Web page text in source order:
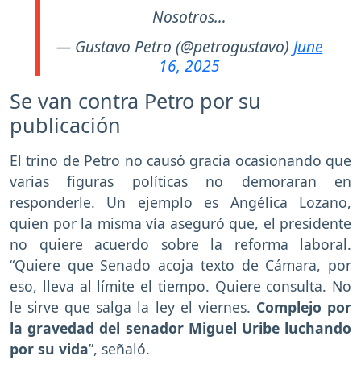
Nosotros…
— Gustavo Petro (@petrogustavo) June
16, 2025
Se van contra Petro por su
publicación
El trino de Petro no causó gracia ocasionando que
varias figuras políticas no demoraran en
responderle. Un ejemplo es Angélica Lozano,
quien por la misma vía aseguró que, el presidente
no quiere acuerdo sobre la reforma laboral.
“Quiere que Senado acoja texto de Cámara, por
eso, lleva al límite el tiempo. Quiere consulta. No
le sirve que salga la ley el viernes. Complejo por
la gravedad del senador Miguel Uribe luchando
por su vida”, señaló.